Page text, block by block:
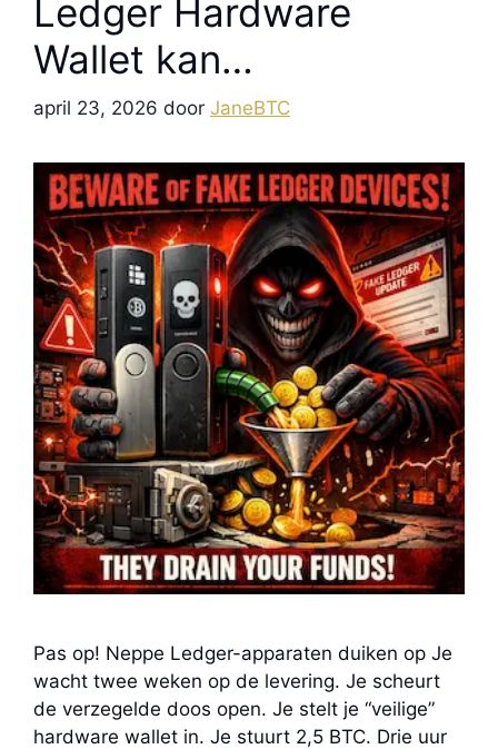
Ledger Hardware
Wallet kan
Gemanipuleerd Zijn
april 23, 2026 door JaneBTC
Pas op! Neppe Ledger-apparaten duiken op Je
wacht twee weken op de levering. Je scheurt
de verzegelde doos open. Je stelt je “veilige”
hardware wallet in. Je stuurt 2,5 BTC. Drie uur